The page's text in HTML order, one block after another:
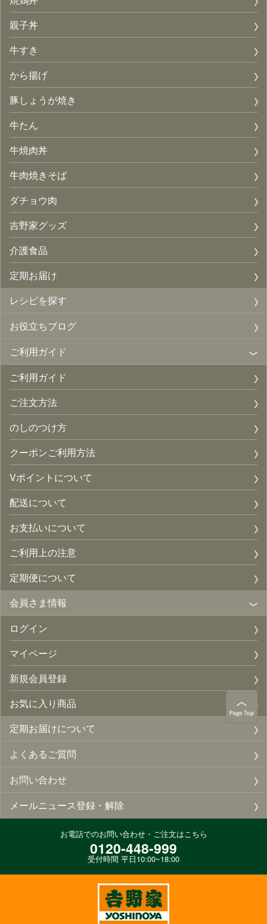
親子丼
牛すき
から揚げ
豚しょうが焼き
牛たん
牛焼肉丼
牛肉焼きそば
ダチョウ肉
吉野家グッズ
介護食品
定期お届け
レシピを探す
お役立ちブログ
ご利用ガイド
ご利用ガイド
ご注文方法
のしのつけ方
クーポンご利用方法
Vポイントについて
配送について
お支払いについて
ご利用上の注意
定期便について
会員さま情報
ログイン
マイページ
新規会員登録
お気に入り商品
定期お届けについて
よくあるご質問
お問い合わせ
メールニュース登録・解除
お電話でのお問い合わせ・ご注文はこちら
0120-448-999
受付時間 平日10:00~18:00